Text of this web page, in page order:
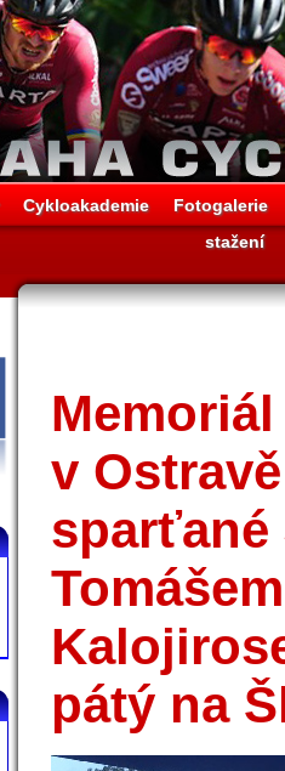
Cykloakademie
Fotogalerie
stažení
v
sparťané
pátý na